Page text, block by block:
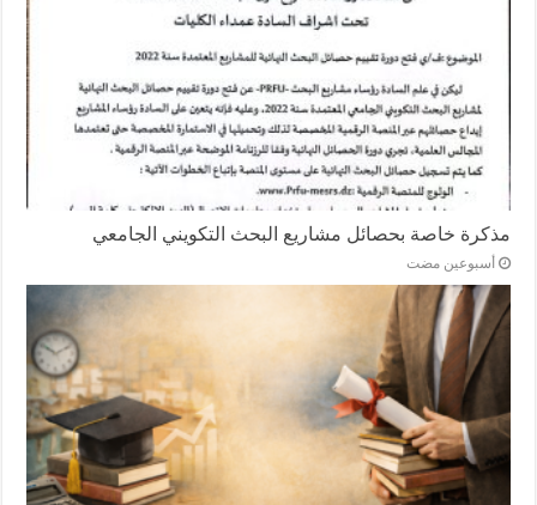
مذكرة خاصة بحصائل مشاريع البحث التكويني الجامعي
‏أسبوعين مضت